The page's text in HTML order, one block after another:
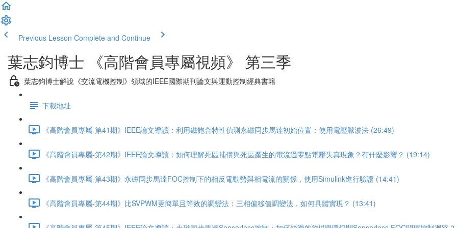
Previous Lesson Complete and Continue
葉志鈞博士 《高階會員專屬視頻》 第三季
葉志鈞博士解說《交流電機控制》領域的IEEE國際期刊論文與運動控制經典書籍
下載地址
《高階會員專屬-第41期》IEEE論文導讀：利用磁飽合特性偵測永磁同步馬達初始位置：使用電壓脈波法 (26:49)
《高階會員專屬-第42期》IEEE論文導讀：如何理解死區補償與死區產生的電流過零點電壓失真現象？有什麼影響？ (19:14)
《高階會員專屬-第43期》永磁同步馬達FOC控制下的相反電動勢與相電流的關係，使用Simulink進行驗證 (14:41)
《高階會員專屬-第44期》比SVPWM更簡單且等效的調變法：三相偏移值調變法，如何具體實現？ (13:41)